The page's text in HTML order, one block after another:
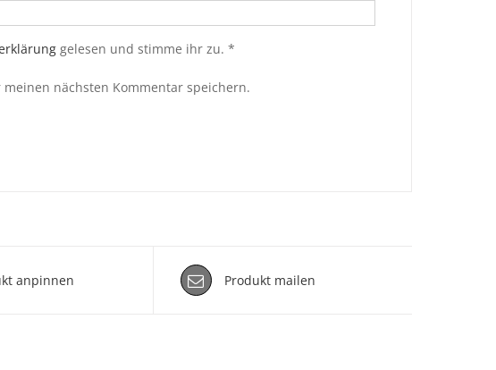
gelesen und stimme ihr zu. *
nächsten Kommentar speichern.
anpinnen Produkt mailen